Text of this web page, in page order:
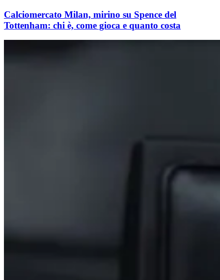
Calciomercato Milan, mirino su Spence del
Tottenham: chi è, come gioca e quanto costa